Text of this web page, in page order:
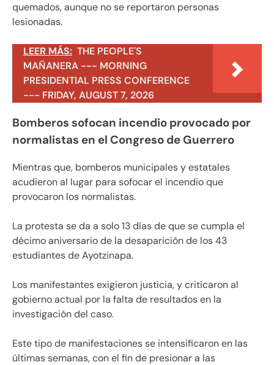
quemados, aunque no se reportaron personas
lesionadas.
LEER MÁS: THE PEOPLE'S
MAÑANERA --- MORNING
PRESIDENTIAL PRESS CONFERENCE
--- FRIDAY, AUGUST 7, 2026
Bomberos sofocan incendio provocado por
normalistas en el Congreso de Guerrero
Mientras que, bomberos municipales y estatales
acudieron al lugar para sofocar el incendio que
provocaron los normalistas.
La protesta se da a solo 13 días de que se cumpla el
décimo aniversario de la desaparición de los 43
estudiantes de Ayotzinapa.
Los manifestantes exigieron justicia, y criticaron al
gobierno actual por la falta de resultados en la
investigación del caso.
Este tipo de manifestaciones se intensificaron en las
últimas semanas, con el fin de presionar a las